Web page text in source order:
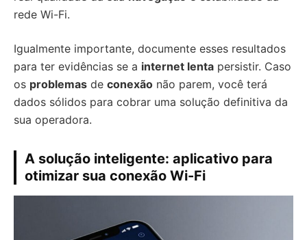
rede Wi-Fi.
Igualmente importante, documente esses resultados
para ter evidências se a internet lenta persistir. Caso
os problemas de conexão não parem, você terá
dados sólidos para cobrar uma solução definitiva da
sua operadora.
A solução inteligente: aplicativo para
otimizar sua conexão Wi-Fi